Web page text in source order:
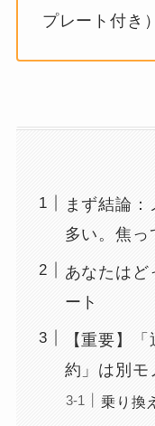
プレート付き）
まず結論
多い。焦っ
あなたはど
ート
【重要】
約」は別モ
乗り換